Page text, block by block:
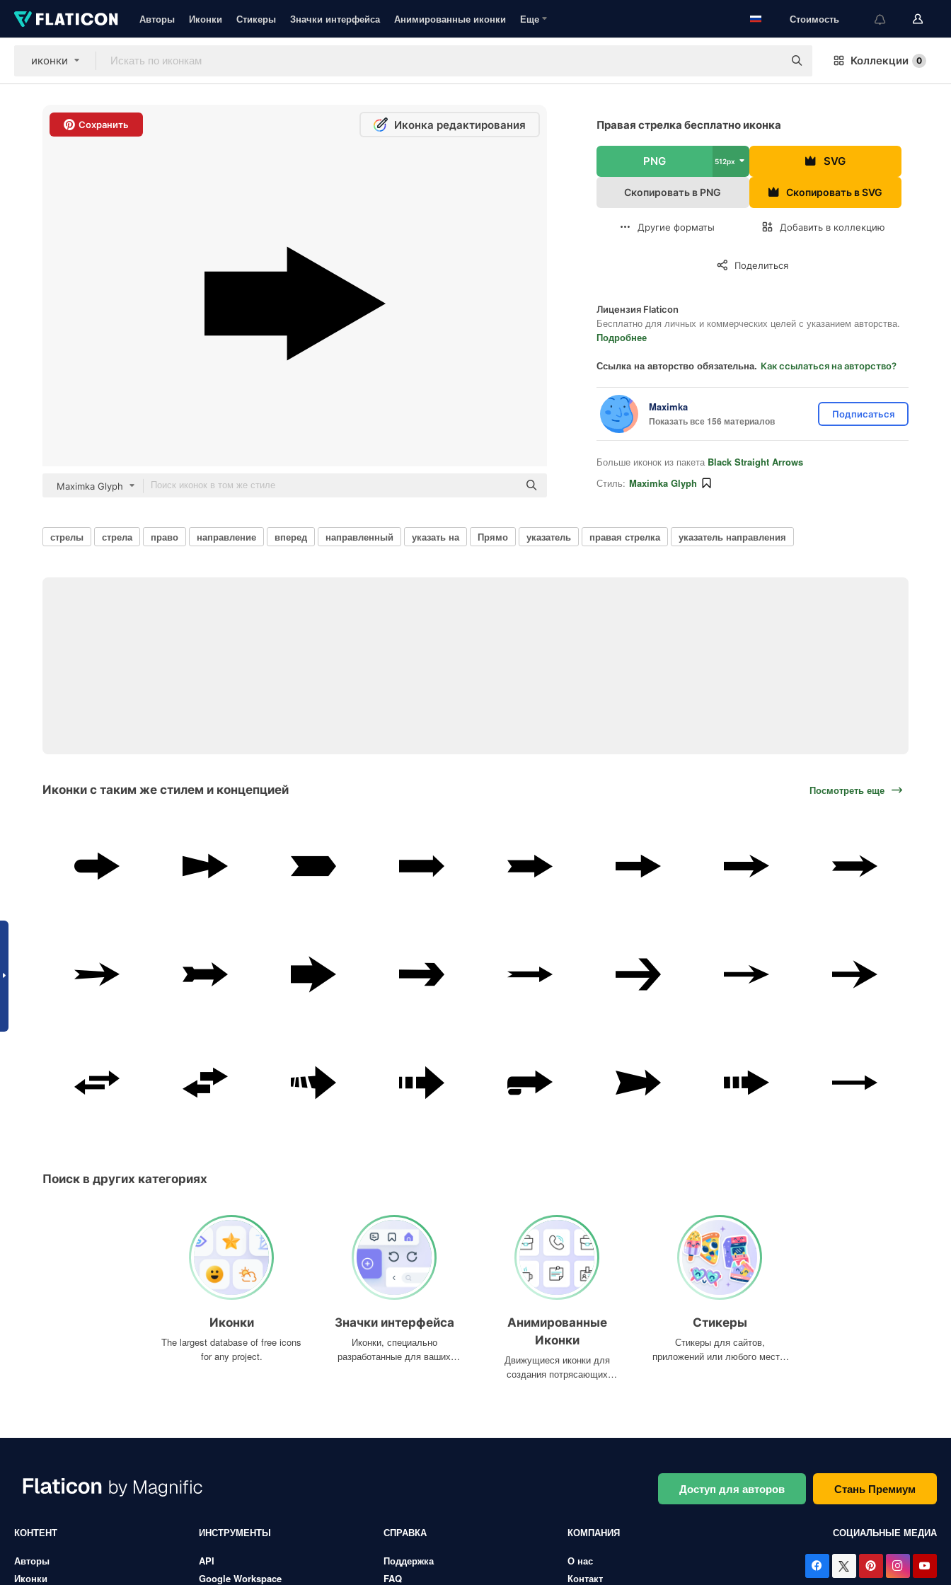
Авторы Иконки Стикеры Значки интерфейса Анимированные иконки Еще Стоимость
иконки Коллекции 0
Сохранить Иконка редактирования
Maximka Glyph
Правая стрелка бесплатно иконка
PNG 512px SVG
Скопировать в PNG Скопировать в SVG
Другие форматы Добавить в коллекцию
Поделиться
Лицензия Flaticon
Бесплатно для личных и коммерческих целей с указанием авторства.
Подробнее
Ссылка на авторство обязательна. Как ссылаться на авторство?
Maximka
Показать все 156 материалов
Подписаться
Больше иконок из пакета Black Straight Arrows
Стиль: Maximka Glyph
стрелы стрела право направление вперед направленный указать на Прямо указатель правая стрелка указатель направления
Иконки с таким же стилем и концепцией Посмотреть еще
Поиск в других категориях
Иконки
The largest database of free icons
for any project.
Значки интерфейса
Иконки, специально
разработанные для ваших
Анимированные
Иконки
Движущиеся иконки для
создания потрясающих
Стикеры
Стикеры для сайтов,
приложений или любого места,
Доступ для авторов Стань Премиум
КОНТЕНТ
Авторы
Иконки
ИНСТРУМЕНТЫ
API
Google Workspace
СПРАВКА
Поддержка
FAQ
КОМПАНИЯ
О нас
Контакт
СОЦИАЛЬНЫЕ МЕДИА